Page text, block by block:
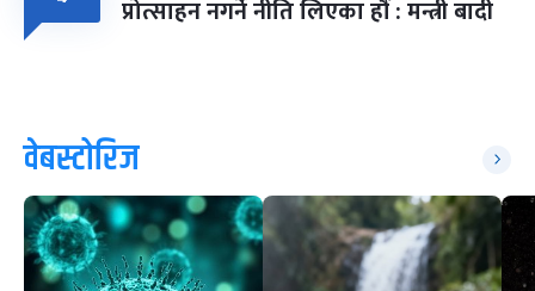
प्रोत्साहन नगर्ने नीति लिएका हौं : मन्त्री बादी
वेबस्टोरिज